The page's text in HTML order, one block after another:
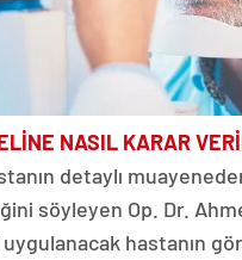
NASIL KARAR
detaylı
söyleyen Op. Dr.
hastanın